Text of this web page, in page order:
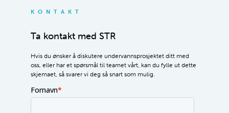
KONTAKT
Ta kontakt med STR
Hvis du ønsker å diskutere undervannsprosjektet ditt med
oss, eller har et spørsmål til teamet vårt, kan du fylle ut dette
skjemaet, så svarer vi deg så snart som mulig.